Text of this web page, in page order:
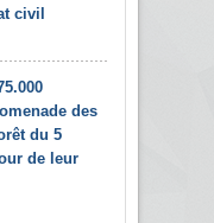
civil
des
du 5
de leur